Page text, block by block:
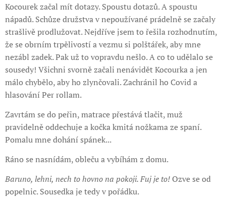
Kocourek začal mít dotazy. Spoustu dotazů. A spoustu
nápadů. Schůze družstva v nepoužívané prádelně se začaly
strašlivě prodlužovat. Nejdříve jsem to řešila rozhodnutím,
že se obrním trpělivostí a vezmu si polštářek, aby mne
nezábl zadek. Pak už to vopravdu nešlo. A co to udělalo se
sousedy! Všichni svorně začali nenávidět Kocourka a jen
málo chybělo, aby ho zlynčovali. Zachránil ho Covid a
hlasování Per rollam.
Zavrtám se do peřin, matrace přestává tlačit, muž
pravidelně oddechuje a kočka kmitá nožkama ze spaní.
Pomalu mne dohání spánek...
Ráno se nasnídám, obleču a vybíhám z domu.
Baruno, lehni, nech to hovno na pokoji. Fuj je to! Ozve se od
popelnic. Sousedka je tedy v pořádku.